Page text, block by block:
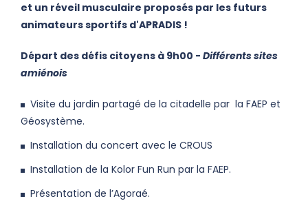
et un réveil musculaire proposés par les futurs
animateurs sportifs d'APRADIS !
Départ des défis citoyens à 9h00 - Différents sites
amiénois
Visite du jardin partagé de la citadelle par la FAEP et
Géosystème.
Installation du concert avec le CROUS
Installation de la Kolor Fun Run par la FAEP.
Présentation de l’Agoraé.